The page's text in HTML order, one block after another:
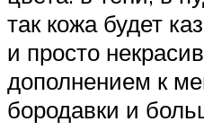
так кожа будет
и просто
дополнением к
бородавки и